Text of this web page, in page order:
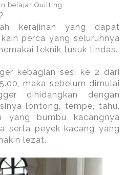
belajar Quilting.
kerajinan yang dapat
perca yang seluruhnya
teknik tusuk tindas.
kebagian sesi ke 2 dari
maka sebelum dimulai
dihidangkan dengan
lontong, tempe, tahu,
yang bumbu kacangnya
serta peyek kacang yang
lezat.